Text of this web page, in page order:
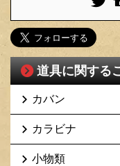
道具に関する
カバン
カラビナ
小物類